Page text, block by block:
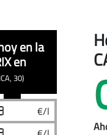
en la
en
30)
Berrioplano
€/l